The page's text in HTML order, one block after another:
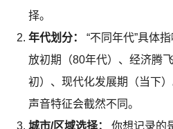
择。
年代划分：
“不同年代”具体
放初期（80年代）、经济腾
初）、现代化发展期（当下
声音特征会截然不同。
城市/区域选择：
你想记录的